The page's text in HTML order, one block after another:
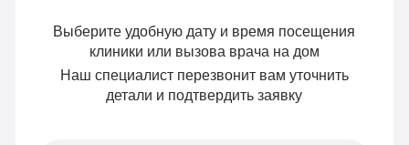
Выберите удобную дату и время посещения
клиники или вызова врача на дом
Наш специалист перезвонит вам уточнить
детали и подтвердить заявку